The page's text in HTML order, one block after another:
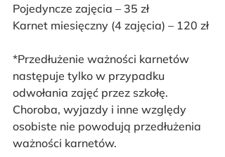
Pojedyncze zajęcia – 35 zł
Karnet miesięczny (4 zajęcia) – 120 zł
*Przedłużenie ważności karnetów
następuje tylko w przypadku
odwołania zajęć przez szkołę.
Choroba, wyjazdy i inne względy
osobiste nie powodują przedłużenia
ważności karnetów.